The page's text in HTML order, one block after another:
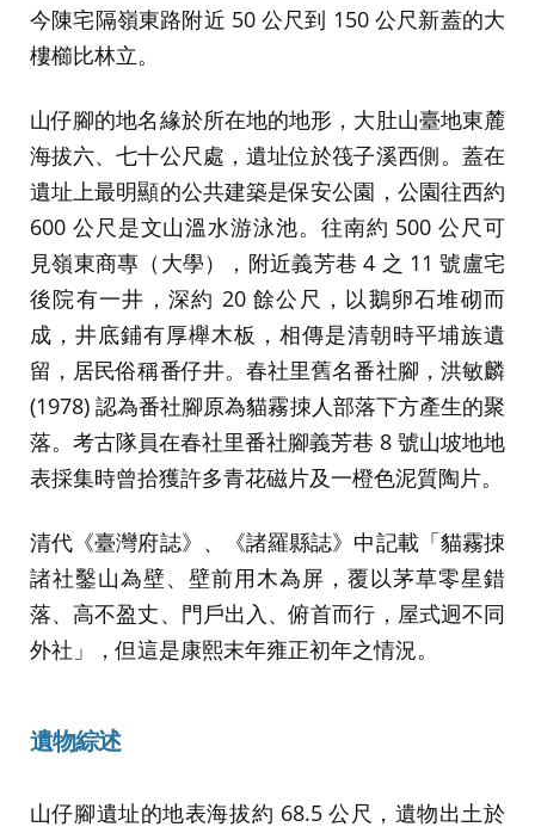
今陳宅隔嶺東路附近 50 公尺到 150 公尺新蓋的大
樓櫛比林立。
山仔腳的地名緣於所在地的地形，大肚山臺地東麓
海拔六、七十公尺處，遺址位於筏子溪西側。蓋在
遺址上最明顯的公共建築是保安公園，公園往西約
600 公尺是文山溫水游泳池。往南約 500 公尺可
見嶺東商專（大學），附近義芳巷 4 之 11 號盧宅
後院有一井，深約 20 餘公尺，以鵝卵石堆砌而
成，井底鋪有厚櫸木板，相傳是清朝時平埔族遺
留，居民俗稱番仔井。春社里舊名番社腳，洪敏麟
(1978) 認為番社腳原為貓霧拺人部落下方產生的聚
落。考古隊員在春社里番社腳義芳巷 8 號山坡地地
表採集時曾拾獲許多青花磁片及一橙色泥質陶片。
清代《臺灣府誌》、《諸羅縣誌》中記載「貓霧拺
諸社鑿山為壁、壁前用木為屏，覆以茅草零星錯
落、高不盈丈、門戶出入、俯首而行，屋式迥不同
外社」，但這是康熙末年雍正初年之情況。
遺物綜述
山仔腳遺址的地表海拔約 68.5 公尺，遺物出土於